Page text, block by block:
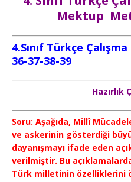
Mektup
4.Sınıf Türkçe
36-37-38-39
Hazırlık
Soru: Aşağıda, Millî
ve askerinin gösterdiği
dayanışmayı ifade eden
verilmiştir. Bu
Türk milletinin özelliklerini